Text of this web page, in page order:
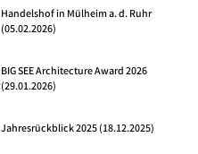
Handelshof in Mülheim a. d. Ruhr
(05.02.2026)
BIG SEE Architecture Award 2026
(29.01.2026)
Jahresrückblick 2025 (18.12.2025)